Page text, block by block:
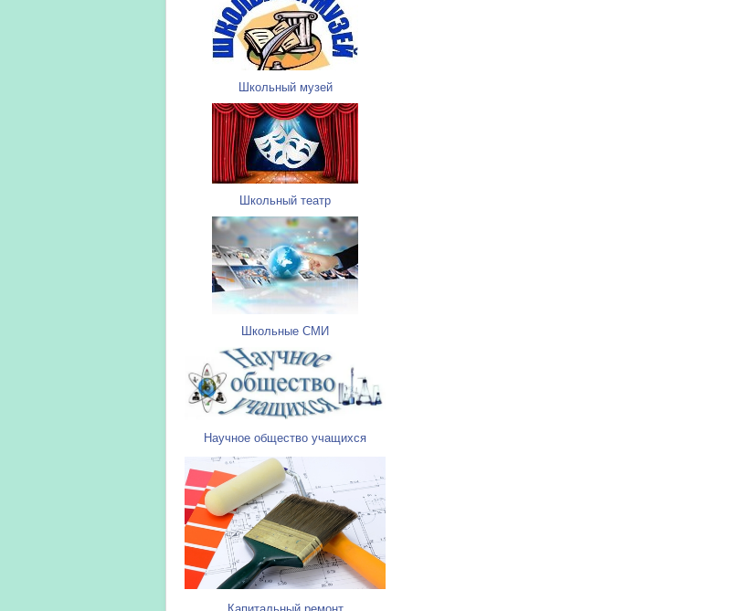
Школьный музей
Школьный театр
Школьные СМИ
Научное общество учащихся